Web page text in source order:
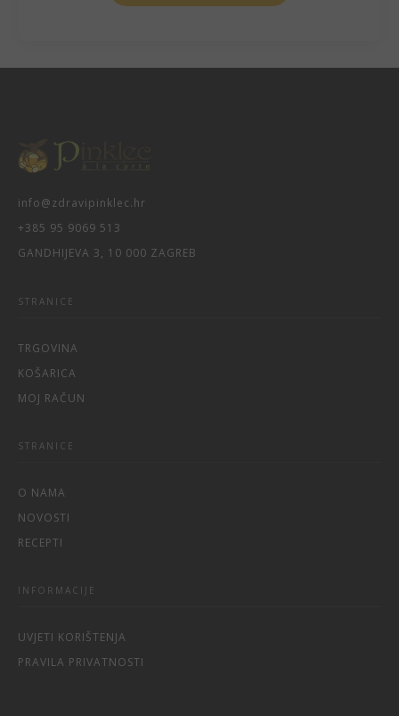
info@zdravipinklec.hr
+385 95 9069 513
GANDHIJEVA 3, 10 000 ZAGREB
STRANICE
TRGOVINA
KOŠARICA
MOJ RAČUN
STRANICE
O NAMA
NOVOSTI
RECEPTI
INFORMACIJE
UVJETI KORIŠTENJA
PRAVILA PRIVATNOSTI